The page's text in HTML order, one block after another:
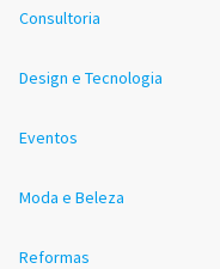
Consultoria
Design e Tecnologia
Eventos
Moda e Beleza
Reformas